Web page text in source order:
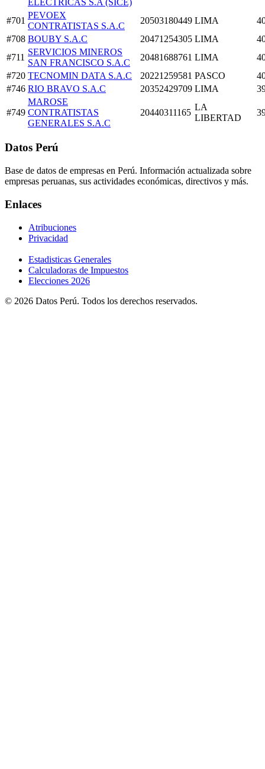
#701
PEVOEX
CONTRATISTAS S.A.C
20503180449 LIMA
#708 BOUBY S.A.C 20471254305 LIMA
#711
SERVICIOS MINEROS
SAN FRANCISCO S.A.C
20481688761 LIMA
#720 TECNOMIN DATA S.A.C 20221259581 PASCO
#746 RIO BRAVO S.A.C 20352429709 LIMA
#749
MAROSE
CONTRATISTAS
GENERALES S.A.C
20440311165
LA
LIBERTAD
Datos Perú
Base de datos de empresas en Perú. Información actualizada sobre
empresas peruanas, sus actividades económicas, directivos y más.
Enlaces
Atribuciones
Privacidad
Estadisticas Generales
Calculadoras de Impuestos
Elecciones 2026
© 2026 Datos Perú. Todos los derechos reservados.